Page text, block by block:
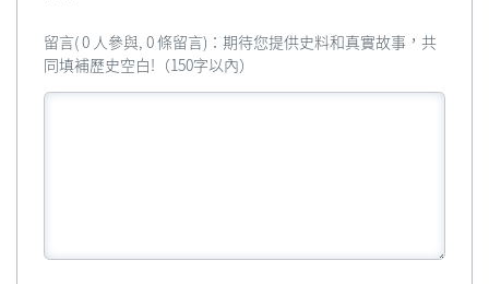
留言( 0 人參與, 0 條留言)：期待您提供史料和真實故事，共
同填補歷史空白!（150字以內）